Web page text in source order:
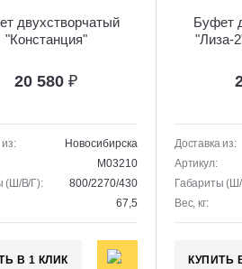
двухстворчатый
"Констанция"
20 580 ₽
Новосибирска
M03210
(Ш/В/Г):
800/2270/430
67,5
В 1 КЛИК
Буфет
"Лиза-
Доставка из:
Артикул:
Габариты
Вес, кг:
КУПИТЬ